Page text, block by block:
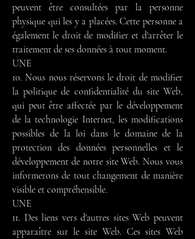
peuvent être consultées par la personne
physique qui les y a placées. Cette personne a
également le droit de modifier et d'arrêter le
traitement de ses données à tout moment.
UNE
10. Nous nous réservons le droit de modifier
la politique de confidentialité du site Web,
qui peut être affectée par le développement
de la technologie Internet, les modifications
possibles de la loi dans le domaine de la
protection des données personnelles et le
développement de notre site Web. Nous vous
informerons de tout changement de manière
visible et compréhensible.
UNE
11. Des liens vers d'autres sites Web peuvent
apparaître sur le site Web. Ces sites Web